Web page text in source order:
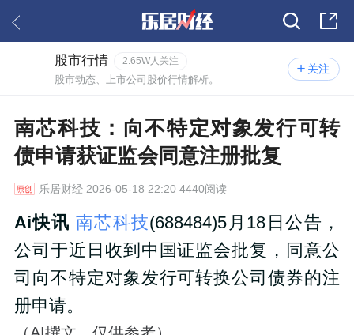
关注
股市行情 2.65W人关注
股市动态、上市公司股价行情解析。
南芯科技：向不特定对象发行可转
债申请获证监会同意注册批复
乐居财经2026-05-18 22:20 4440阅读
Ai快讯 南芯科技(688484)5月18日公告，
公司于近日收到中国证监会批复，同意公
司向不特定对象发行可转换公司债券的注
册申请。